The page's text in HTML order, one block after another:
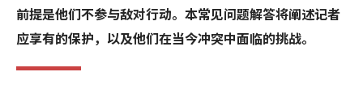
前提是他们不参与敌对行动。本常见问题解答将阐述记者
应享有的保护，以及他们在当今冲突中面临的挑战。